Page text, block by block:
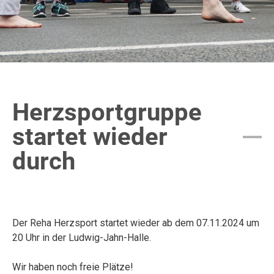
Herzsportgruppe
startet wieder
durch
Der Reha Herzsport startet wieder ab dem 07.11.2024 um
20 Uhr in der Ludwig-Jahn-Halle.
Wir haben noch freie Plätze!